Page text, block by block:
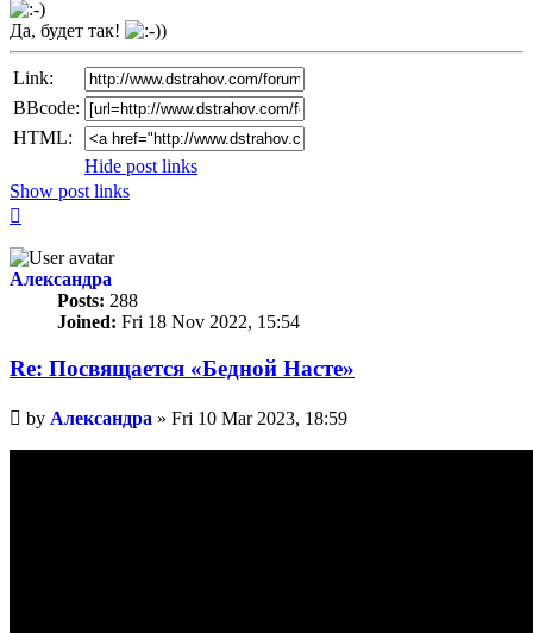
Да, будет так!
Link:
BBcode:
HTML:
Hide post links
Show post links
Александра
Posts: 288
Joined: Fri 18 Nov 2022, 15:54
Re: Посвящается «Бедной Насте»
Unread
post
by Александра » Fri 10 Mar 2023, 18:59